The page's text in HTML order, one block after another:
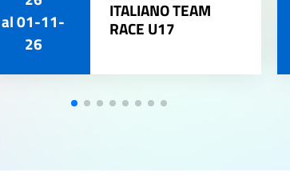
al01-11-
26
ITALIANO TEAM
RACE U17